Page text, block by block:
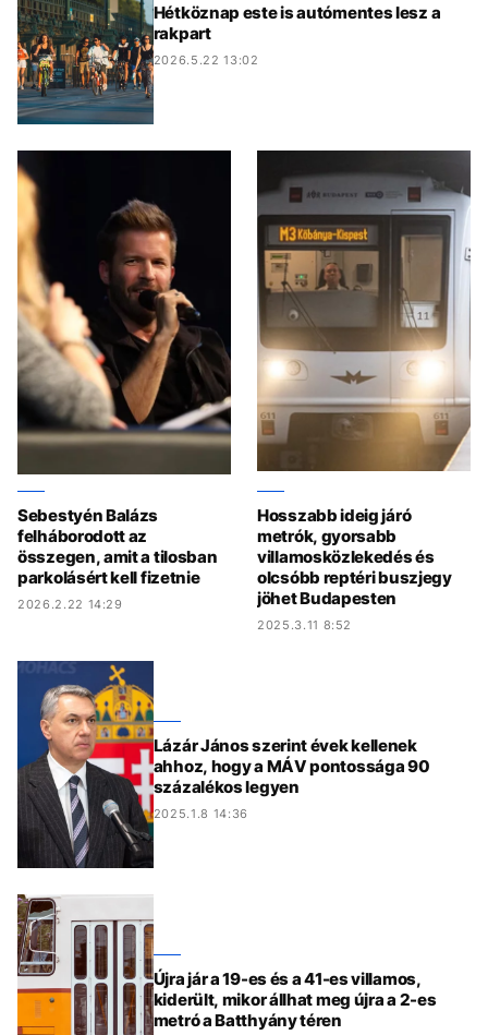
Hétköznap este is autómentes lesz a
rakpart
2026.5.22 13:02
Sebestyén Balázs
felháborodott az
összegen, amit a tilosban
parkolásért kell fizetnie
2026.2.22 14:29
Hosszabb ideig járó
metrók, gyorsabb
villamosközlekedés és
olcsóbb reptéri buszjegy
jöhet Budapesten
2025.3.11 8:52
Lázár János szerint évek kellenek
ahhoz, hogy a MÁV pontossága 90
százalékos legyen
2025.1.8 14:36
Újra jár a 19-es és a 41-es villamos,
kiderült, mikor állhat meg újra a 2-es
metró a Batthyány téren